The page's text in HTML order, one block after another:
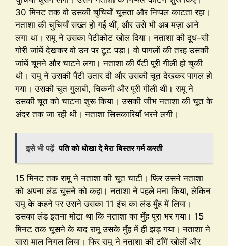
30 मिनट तक वो उसकी चुचियाँ चूसता और निप्पल काटता रहा।
नताशा की चुचियाँ सख्त हो गई थीं, और उसे भी अब मज़ा आने
लगा था। रामू ने उसका पेटीकोट खोल दिया। नताशा की दूध-सी
गोरी जांघें देखकर वो उन पर टूट पड़ा। वो पागलों की तरह उसकी
जांघें चूमने और चाटने लगा। नताशा की पैंटी पूरी गीली हो चुकी
थी। रामू ने उसकी पैंटी उतार दी और उसकी चूत देखकर पागल हो
गया। उसकी चूत गुलाबी, चिकनी और पूरी गीली थी। रामू ने
उसकी चूत को चाटना शुरू किया। उसकी जीभ नताशा की चूत के
अंदर तक जा रही थी। नताशा सिसकारियाँ भरने लगी।
इसे भी पढ़ें पति को धोखा दे मेरा बिस्तर गर्म करती
15 मिनट तक रामू ने नताशा की चूत चाटी। फिर उसने नताशा
को अपना लंड चूसने को कहा। नताशा ने पहले मना किया, लेकिन
रामू के कहने पर उसने उसका 11 इंच का लंड मुँह में लिया।
उसका लंड इतना मोटा था कि नताशा का मुँह पूरा भर गया। 15
मिनट तक चूसने के बाद रामू उसके मुँह में ही झड़ गया। नताशा ने
सारा माल निगल लिया। फिर रामू ने नताशा की टाँगें खोलीं और